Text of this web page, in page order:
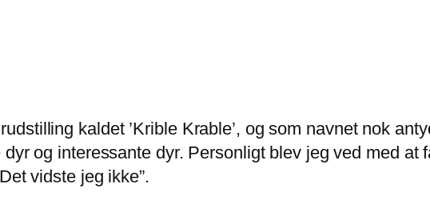
kaldet ’Krible Krable’, og som navnet nok
og interessante dyr. Personligt blev jeg ved med at
vidste jeg ikke”.